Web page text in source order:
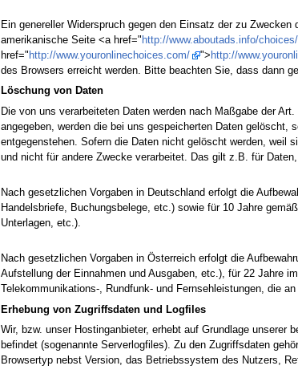
Ein genereller Widerspruch gegen den Einsatz der zu
amerikanische Seite <a href=" http://www.aboutads.info/choices/
href=" http://www.youronlinechoices.com/ "> http://
des Browsers erreicht werden. Bitte beachten Sie, dass dann
Löschung von Daten
Die von uns verarbeiteten Daten werden nach Maßgabe der
angegeben, werden die bei uns gespeicherten Daten
entgegenstehen. Sofern die Daten nicht gelöscht werden, weil
und nicht für andere Zwecke verarbeitet. Das gilt z.B. für
Nach gesetzlichen Vorgaben in Deutschland erfolgt die
Handelsbriefe, Buchungsbelege, etc.) sowie für 10 Jahre
Unterlagen, etc.).
Nach gesetzlichen Vorgaben in Österreich erfolgt die
Aufstellung der Einnahmen und Ausgaben, etc.), für 22 Jahre
Telekommunikations-, Rundfunk- und Fernsehleistungen, die
Erhebung von Zugriffsdaten und Logfiles
Wir, bzw. unser Hostinganbieter, erhebt auf Grundlage
befindet (sogenannte Serverlogfiles). Zu den Zugriffsdaten
Browsertyp nebst Version, das Betriebssystem des Nutzers,